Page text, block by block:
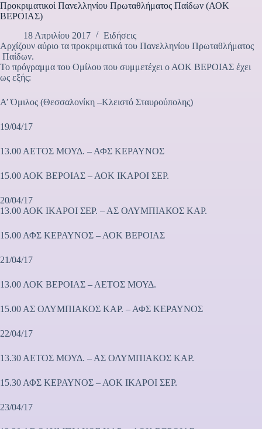
Προκριματικοί Πανελληνίου Πρωταθλήματος Παίδων (ΑΟΚ
ΒΕΡΟΙΑΣ)
18 Απριλίου 2017
Ειδήσεις
Αρχίζουν αύριο τα προκριματικά του Πανελληνίου Πρωταθλήματος
Παίδων.
Το πρόγραμμα του Ομίλου που συμμετέχει ο ΑΟΚ ΒΕΡΟΙΑΣ έχει
ως εξής:
Α’ Όμιλος (Θεσσαλονίκη –Κλειστό Σταυρούπολης)
19/04/17
13.00 ΑΕΤΟΣ ΜΟΥΔ. – ΑΦΣ ΚΕΡΑΥΝΟΣ
15.00 ΑΟΚ ΒΕΡΟΙΑΣ – ΑΟΚ ΙΚΑΡΟΙ ΣΕΡ.
20/04/17
13.00 ΑΟΚ ΙΚΑΡΟΙ ΣΕΡ. – ΑΣ ΟΛΥΜΠΙΑΚΟΣ ΚΑΡ.
15.00 ΑΦΣ ΚΕΡΑΥΝΟΣ – ΑΟΚ ΒΕΡΟΙΑΣ
21/04/17
13.00 ΑΟΚ ΒΕΡΟΙΑΣ – ΑΕΤΟΣ ΜΟΥΔ.
15.00 ΑΣ ΟΛΥΜΠΙΑΚΟΣ ΚΑΡ. – ΑΦΣ ΚΕΡΑΥΝΟΣ
22/04/17
13.30 ΑΕΤΟΣ ΜΟΥΔ. – ΑΣ ΟΛΥΜΠΙΑΚΟΣ ΚΑΡ.
15.30 ΑΦΣ ΚΕΡΑΥΝΟΣ – ΑΟΚ ΙΚΑΡΟΙ ΣΕΡ.
23/04/17